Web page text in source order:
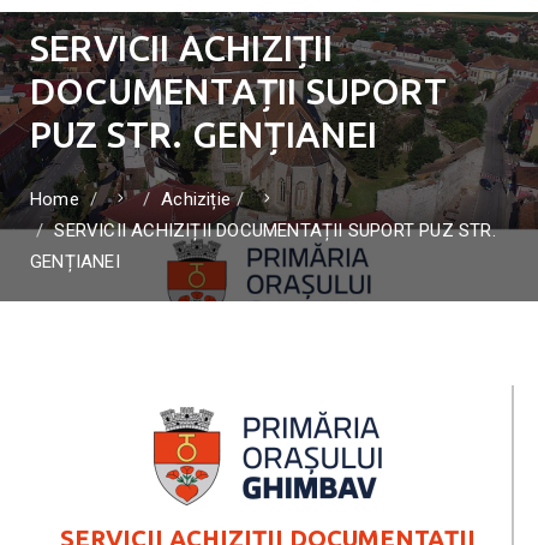
SERVICII ACHIZIȚII
DOCUMENTAȚII SUPORT
PUZ STR. GENȚIANEI
Home
Achiziție
SERVICII ACHIZIȚII DOCUMENTAȚII SUPORT PUZ STR.
GENȚIANEI
SERVICII ACHIZIȚII DOCUMENTAȚII